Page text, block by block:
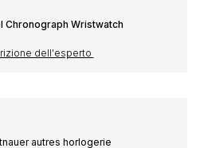
Chronograph Wristwatch
dell'esperto
autres horlogerie